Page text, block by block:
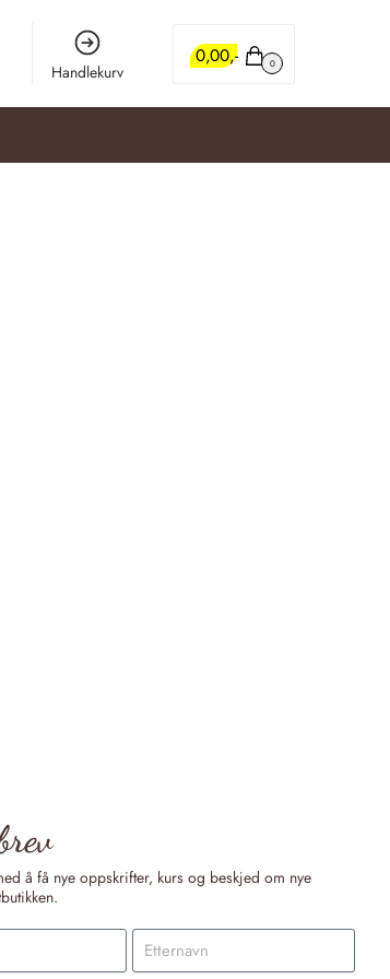
Handlekurv
0,00 0
å få nye oppskrifter, kurs og beskjed om nye